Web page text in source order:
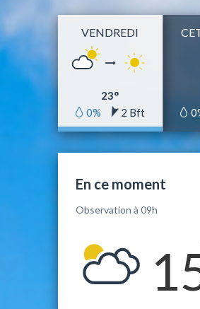
VENDREDI
23°
0%
2 Bft
En ce moment
Observation à 09h